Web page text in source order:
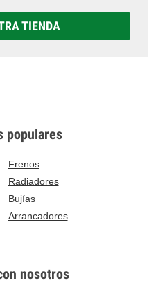
TIENDA
populares
Frenos
Radiadores
Bujías
Arrancadores
nosotros